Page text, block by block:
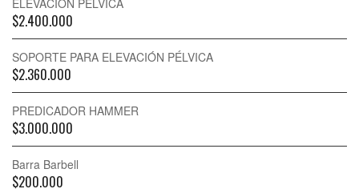
ELEVACIÓN PÉLVICA
$2.400.000
SOPORTE PARA ELEVACIÓN PÉLVICA
$2.360.000
PREDICADOR HAMMER
$3.000.000
Barra Barbell
$200.000